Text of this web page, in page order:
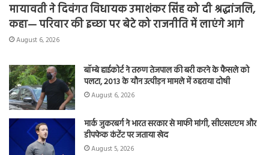
मायावती ने दिवंगत विधायक उमाशंकर सिंह को दी श्रद्धांजलि,
कहा— परिवार की इच्छा पर बेटे को राजनीति में लाएंगे आगे
August 6, 2026
बॉम्बे हाईकोर्ट ने तरुण तेजपाल की बरी करने के फैसले को
पलटा, 2013 के यौन उत्पीड़न मामले में ठहराया दोषी
August 6, 2026
मार्क जुकरबर्ग ने भारत सरकार से माफी मांगी, सीएसएएम और
डीपफेक कंटेंट पर जताया खेद
August 5, 2026